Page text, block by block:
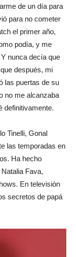
de un día para
para no cometer
el primer año,
podía, y me
nunca decía que
después, mi
las puertas de su
no me alcanzaba
definitivamente.
Tinelli, Gonal
las temporadas en
Ha hecho
Fava,
En televisión
secretos de papá